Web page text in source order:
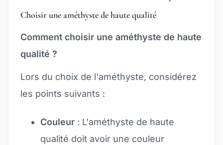
Choisir une améthyste de haute qualité
Comment choisir une améthyste de haute
qualité ?
Lors du choix de l'améthyste, considérez
les points suivants :
Couleur : L'améthyste de haute
qualité doit avoir une couleur